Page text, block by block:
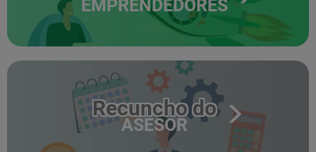
EMPRENDEDORES
Recuncho do
ASESOR